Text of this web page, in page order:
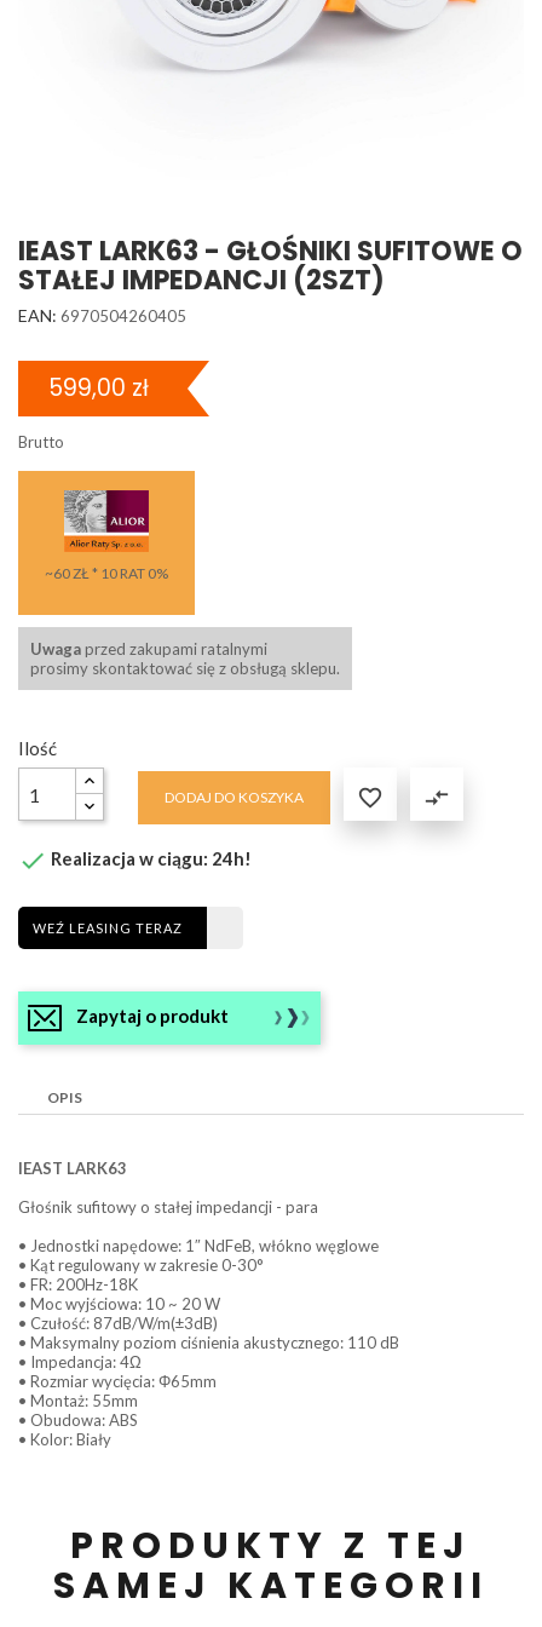
IEAST LARK63 - GŁOŚNIKI SUFITOWE O
STAŁEJ IMPEDANCJI (2SZT)
EAN: 6970504260405
599,00 zł
Brutto
~60 ZŁ * 10 RAT 0%
Uwaga przed zakupami ratalnymi
prosimy skontaktować się z obsługą sklepu.
Ilość
DODAJ DO KOSZYKA  compare_arrows
 Realizacja w ciągu: 24h!
WEŹ LEASING TERAZ
Zapytaj o produkt
OPIS
IEAST LARK63
Głośnik sufitowy o stałej impedancji - para
• Jednostki napędowe: 1″ NdFeB, włókno węglowe
• Kąt regulowany w zakresie 0-30°
• FR: 200Hz-18K
• Moc wyjściowa: 10 ~ 20 W
• Czułość: 87dB/W/m(±3dB)
• Maksymalny poziom ciśnienia akustycznego: 110 dB
• Impedancja: 4Ω
• Rozmiar wycięcia: Φ65mm
• Montaż: 55mm
• Obudowa: ABS
• Kolor: Biały
PRODUKTY Z TEJ
SAMEJ KATEGORII